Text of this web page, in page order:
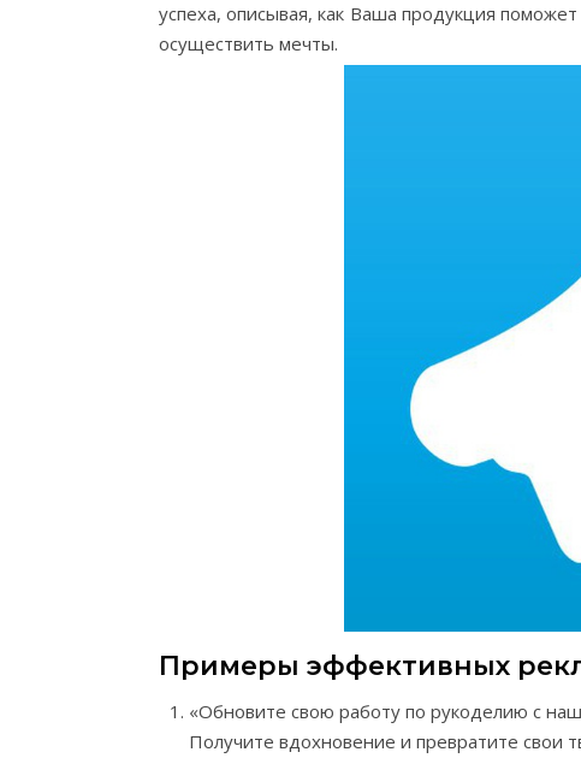
успеха, описывая, как Ваша продукция
осуществить мечты.
Примеры эффективных
«Обновите свою работу по рукоделию с
Получите вдохновение и превратите свои